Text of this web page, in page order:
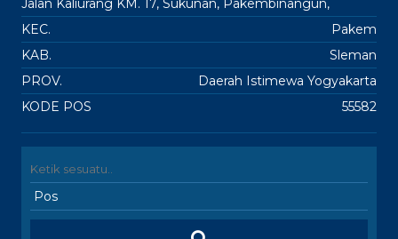
Jalan Kaliurang KM. 17, Sukunan, Pakembinangun,
KEC.
Pakem
KAB.
Sleman
PROV.
Daerah Istimewa Yogyakarta
KODE POS
55582